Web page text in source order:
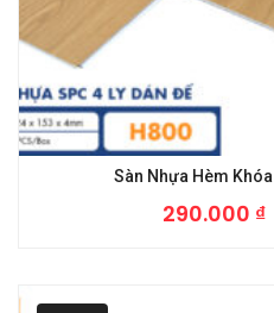
Sàn Nhựa Hèm
290.000 ₫